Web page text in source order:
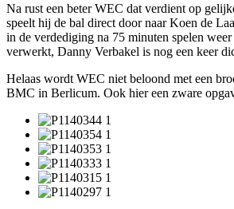
Na rust een beter WEC dat verdient op
speelt hij de bal direct door naar Koen de
in de verdediging na 75 minuten spelen
verwerkt, Danny Verbakel is nog een keer
Helaas wordt WEC niet beloond met een
BMC in Berlicum. Ook hier een zware